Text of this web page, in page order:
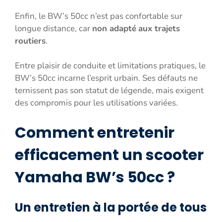
Enfin, le BW’s 50cc n’est pas confortable sur
longue distance, car non adaptéaux trajets
routiers.
Entre plaisir de conduite et limitations pratiques, le
BW’s 50cc incarne l’esprit urbain. Ses défauts ne
ternissent pas son statut de légende, mais exigent
des compromis pour les utilisations variées.
Comment entretenir
efficacement un scooter
Yamaha BW’s 50cc ?
Un entretien à la portée de tous